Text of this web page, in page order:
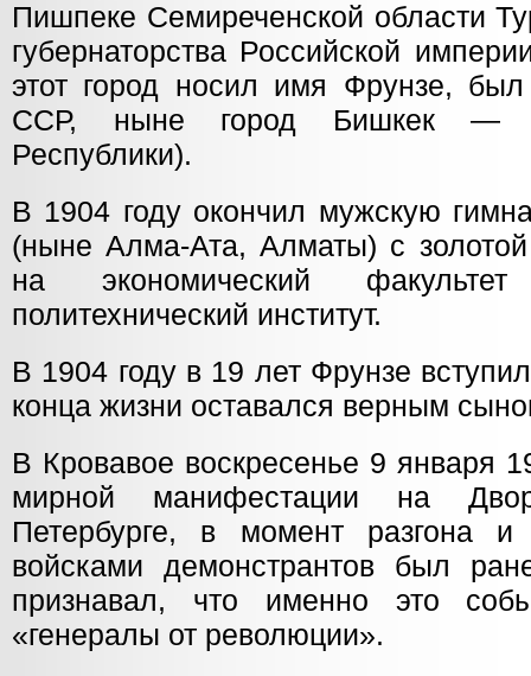
Пишпеке Семиреченской области
губернаторства Российской
этот город носил имя Фрунзе, был
ССР, ныне город Бишкек —
Республики).
В 1904 году окончил мужскую
(ныне Алма-Ата, Алматы) с
на экономический
политехнический институт.
В 1904 году в 19 лет Фрунзе
конца жизни оставался верным
В Кровавое воскресенье 9 января
мирной манифестации на
Петербурге, в момент разгона и
войсками демонстрантов был
признавал, что именно это
«генералы от революции».